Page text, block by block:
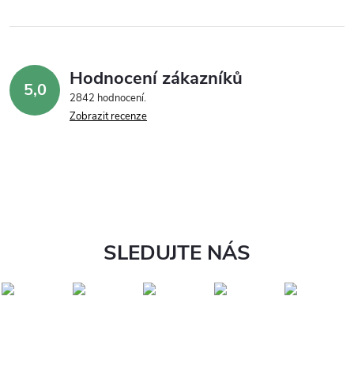
5,0 Hodnocení zákazníků
2842 hodnocení
Zobrazit recenze
SLEDUJTE NÁS